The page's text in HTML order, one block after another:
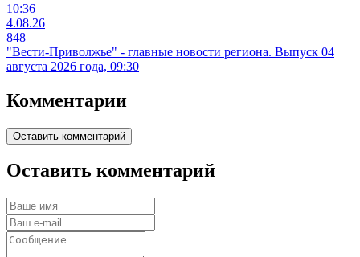
10:36
4.08.26
848
"Вести-Приволжье" - главные новости региона. Выпуск 04
августа 2026 года, 09:30
Комментарии
Оставить комментарий
Оставить комментарий